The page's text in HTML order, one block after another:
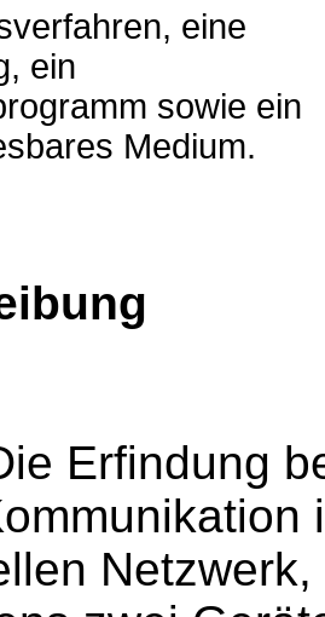
eine
ein
sowie ein
Medium.
Erfindung